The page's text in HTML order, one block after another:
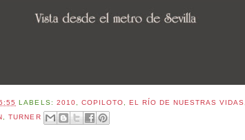
LABELS: 2010 COPILOTO EL RÍO DE NUESTRAS VIDAS
,TURNER